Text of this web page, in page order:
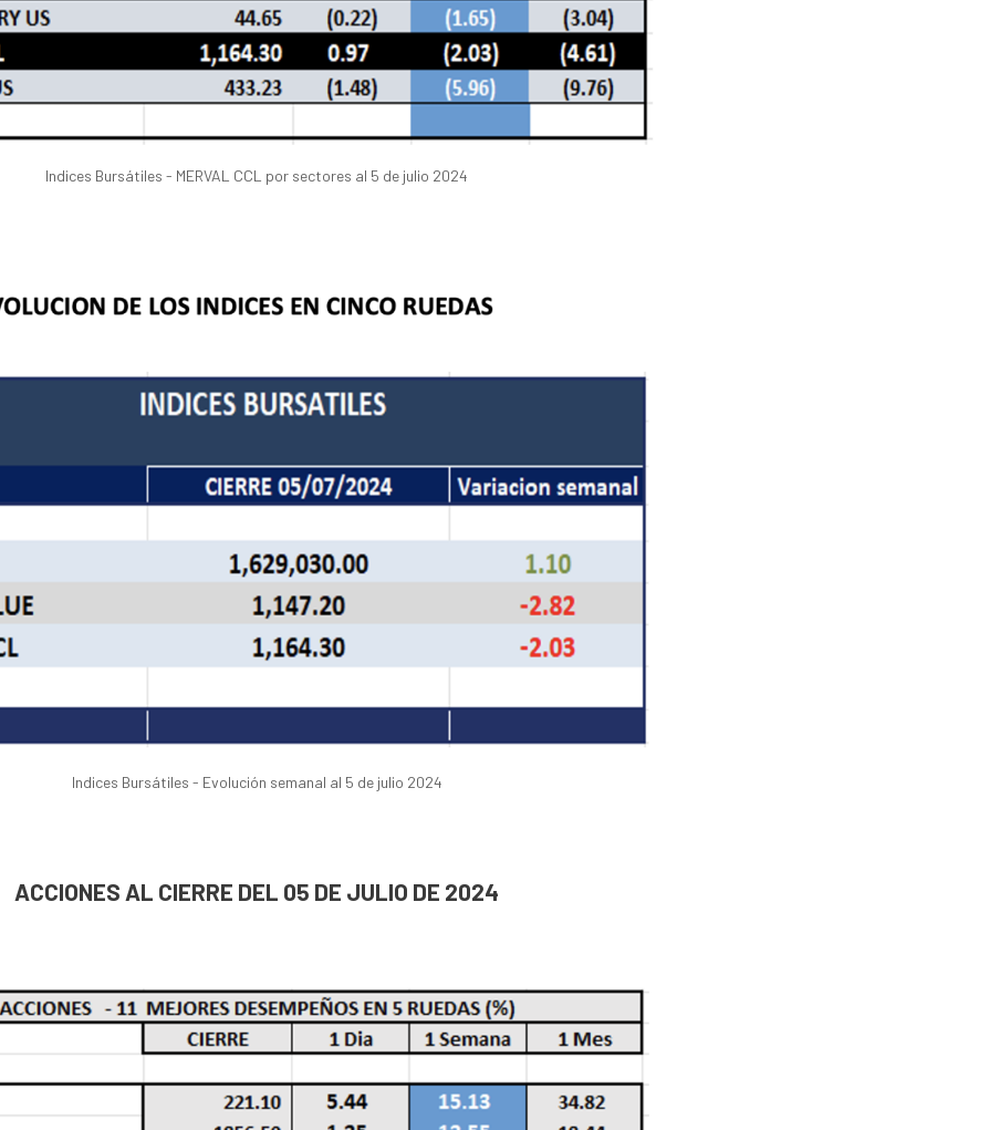
Indices Bursátiles - MERVAL CCL por sectores al 5 de julio 2024
Indices Bursátiles - Evolución semanal al 5 de julio 2024
ACCIONES AL CIERRE DEL 05 DE JULIO DE 2024